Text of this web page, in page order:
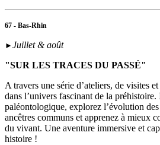
67 - Bas-Rhin
► Juillet & août
"SUR LES TRACES DU PASSÉ"
A travers une série d’ateliers, de visites
dans l’univers fascinant de la
paléontologique, explorez l’évolution
ancêtres communs et apprenez à mieux
du vivant. Une aventure immersive et
histoire !